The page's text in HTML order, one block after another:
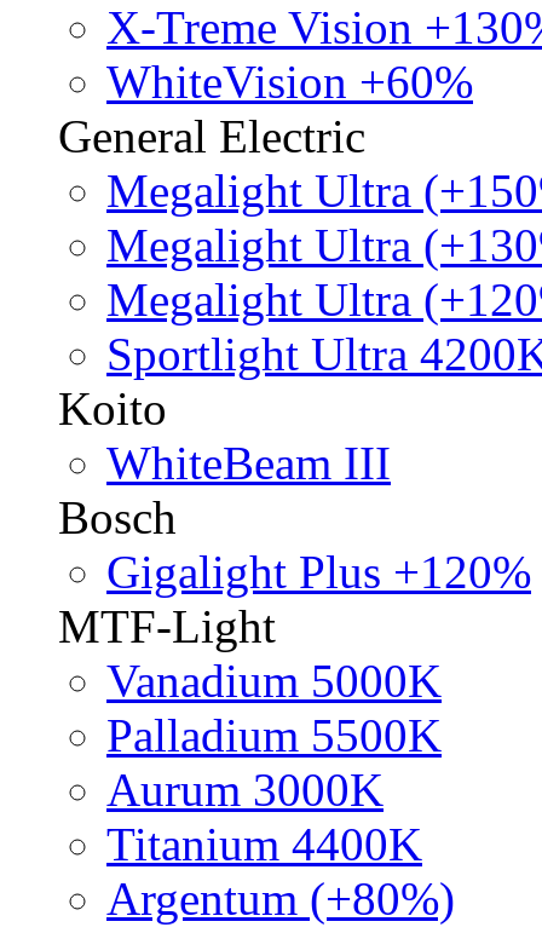
X-Treme Vision
WhiteVision +60%
General Electric
Megalight Ultra
Megalight Ultra
Megalight Ultra
Sportlight Ultra
Koito
WhiteBeam III
Bosch
Gigalight Plus +120%
MTF-Light
Vanadium 5000K
Palladium 5500K
Aurum 3000K
Titanium 4400K
Argentum (+80%)